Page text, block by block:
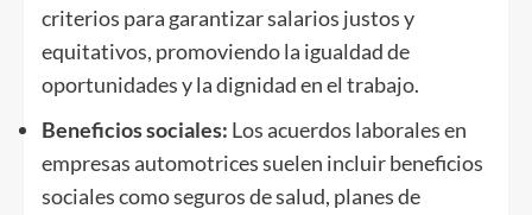
criterios para garantizar salarios justos y
equitativos, promoviendo la igualdad de
oportunidades y la dignidad en el trabajo.
Beneficios sociales: Los acuerdos laborales en
empresas automotrices suelen incluir beneficios
sociales como seguros de salud, planes de